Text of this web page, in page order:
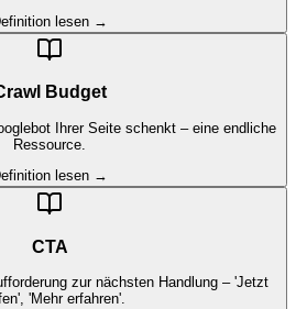
lesen →
Budget
Ihrer Seite schenkt – eine endliche
Ressource.
lesen →
CTA
zur nächsten Handlung – 'Jetzt
'Mehr erfahren'.